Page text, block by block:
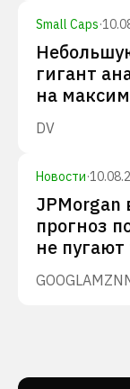
Small Caps·
гигант
на
DV
Новости·
JPMorgan
прогноз
не
GOOGLAMZN